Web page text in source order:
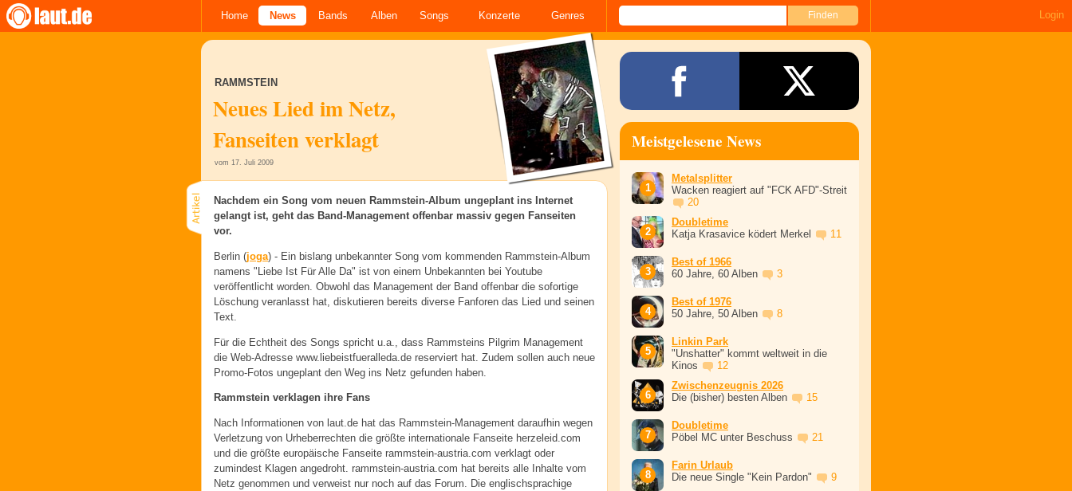
Home News Bands Alben Songs Konzerte Genres Login
RAMMSTEIN
Neues Lied im Netz,
Fanseiten verklagt
vom 17. Juli 2009
Nachdem ein Song vom neuen Rammstein-Album ungeplant ins Internet
gelangt ist, geht das Band-Management offenbar massiv gegen Fanseiten
vor.
Berlin (joga) - Ein bislang unbekannter Song vom kommenden Rammstein-Album
namens "Liebe Ist Für Alle Da" ist von einem Unbekannten bei Youtube
veröffentlicht worden. Obwohl das Management der Band offenbar die sofortige
Löschung veranlasst hat, diskutieren bereits diverse Fanforen das Lied und seinen
Text.
Für die Echtheit des Songs spricht u.a., dass Rammsteins Pilgrim Management
die Web-Adresse www.liebeistfueralleda.de reserviert hat. Zudem sollen auch neue
Promo-Fotos ungeplant den Weg ins Netz gefunden haben.
Rammstein verklagen ihre Fans
Nach Informationen von laut.de hat das Rammstein-Management daraufhin wegen
Verletzung von Urheberrechten die größte internationale Fanseite herzeleid.com
und die größte europäische Fanseite rammstein-austria.com verklagt oder
zumindest Klagen angedroht. rammstein-austria.com hat bereits alle Inhalte vom
Netz genommen und verweist nur noch auf das Forum. Die englischsprachige
Meistgelesene News
Metalsplitter
Wacken reagiert auf "FCK AFD"-Streit
20
Doubletime
Katja Krasavice ködert Merkel
11
Best of 1966
60 Jahre, 60 Alben
3
Best of 1976
50 Jahre, 50 Alben
8
Linkin Park
"Unshatter" kommt weltweit in die
Kinos
12
Zwischenzeugnis 2026
Die (bisher) besten Alben
15
Doubletime
Pöbel MC unter Beschuss
21
Farin Urlaub
Die neue Single "Kein Pardon"
9